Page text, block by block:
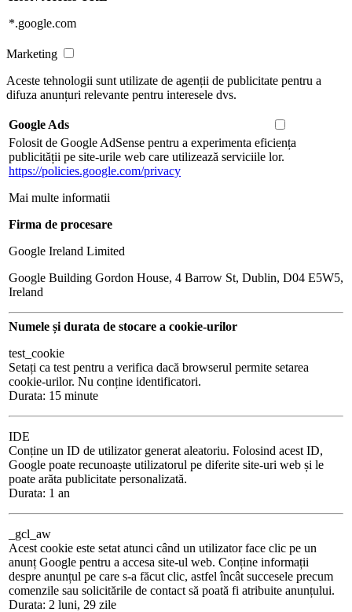
*.google.com
Marketing
Aceste tehnologii sunt utilizate de agenții de publicitate pentru a
difuza anunțuri relevante pentru interesele dvs.
Google Ads
Folosit de Google AdSense pentru a experimenta eficiența
publicității pe site-urile web care utilizează serviciile lor.
https://policies.google.com/privacy
Mai multe informatii
Firma de procesare
Google Ireland Limited
Google Building Gordon House, 4 Barrow St, Dublin, D04 E5W5,
Ireland
Numele și durata de stocare a cookie-urilor
test_cookie
Setați ca test pentru a verifica dacă browserul permite setarea
cookie-urilor. Nu conține identificatori.
Durata: 15 minute
IDE
Conține un ID de utilizator generat aleatoriu. Folosind acest ID,
Google poate recunoaște utilizatorul pe diferite site-uri web și le
poate arăta publicitate personalizată.
Durata: 1 an
_gcl_aw
Acest cookie este setat atunci când un utilizator face clic pe un
anunț Google pentru a accesa site-ul web. Conține informații
despre anunțul pe care s-a făcut clic, astfel încât succesele precum
comenzile sau solicitările de contact să poată fi atribuite anunțului.
Durata: 2 luni, 29 zile